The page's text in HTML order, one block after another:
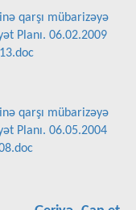
qarşı mübarizəyə
Planı. 06.02.2009
qarşı mübarizəyə
Planı. 06.05.2004